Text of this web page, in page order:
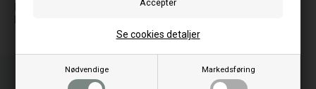
Nødvendige Markedsføring
Se cookies detaljer
P
P4
Bestil før kl 15.00 og vi sender idag